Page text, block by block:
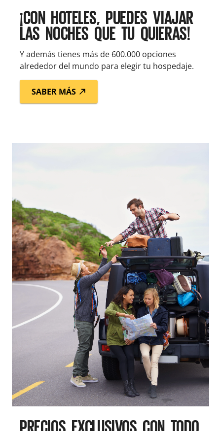
¡CON HOTELES, PUEDES VIAJAR
LAS NOCHES QUE TU QUIERAS!
Y además tienes más de 600.000 opciones
alrededor del mundo para elegir tu hospedaje.
SABER MÁS
PRECIOS EXCLUSIVOS CON TODO